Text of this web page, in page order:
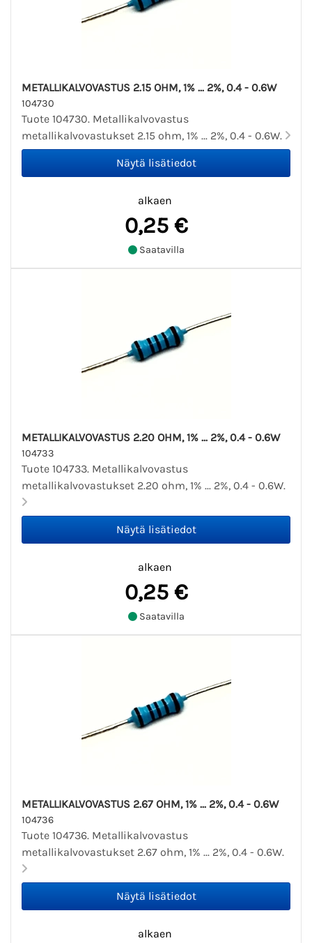
METALLIKALVOVASTUS 2.15 OHM, 1% ... 2%, 0.4 - 0.6W
104730
Tuote 104730. Metallikalvovastus
metallikalvovastukset 2.15 ohm, 1% ... 2%, 0.4 - 0.6W.
alkaen
0,25 €
Saatavilla
METALLIKALVOVASTUS 2.20 OHM, 1% ... 2%, 0.4 - 0.6W
104733
Tuote 104733. Metallikalvovastus
metallikalvovastukset 2.20 ohm, 1% ... 2%, 0.4 - 0.6W.
alkaen
0,25 €
Saatavilla
METALLIKALVOVASTUS 2.67 OHM, 1% ... 2%, 0.4 - 0.6W
104736
Tuote 104736. Metallikalvovastus
metallikalvovastukset 2.67 ohm, 1% ... 2%, 0.4 - 0.6W.
alkaen